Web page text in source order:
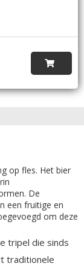
op fles. Het bier
De
een fruitige en
om deze
tripel die sinds
traditionele